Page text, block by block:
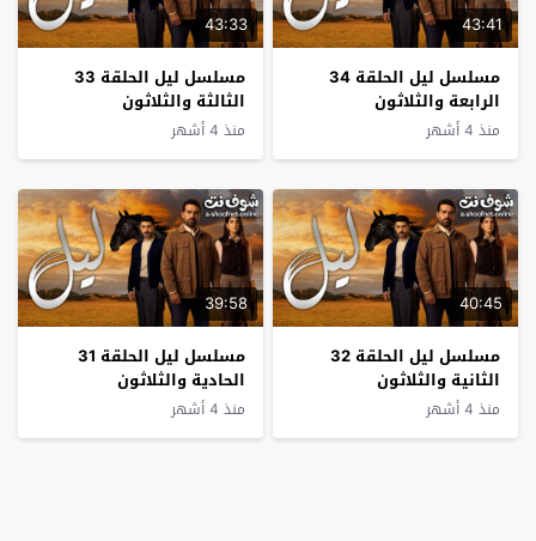
43:41
مسلسل ليل الحلقة 34
الرابعة والثلاثون
منذ 4 أشهر
43:33
مسلسل ليل الحلقة 33
الثالثة والثلاثون
منذ 4 أشهر
40:45
مسلسل ليل الحلقة 32
الثانية والثلاثون
منذ 4 أشهر
39:58
مسلسل ليل الحلقة 31
الحادية والثلاثون
منذ 4 أشهر